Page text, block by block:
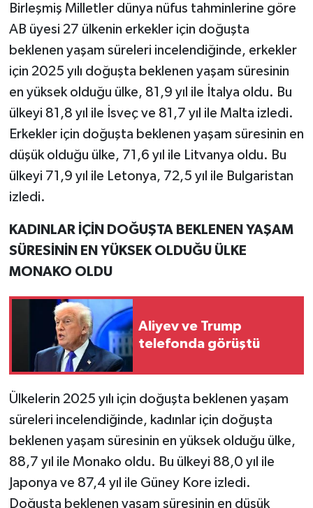
Birleşmiş Milletler dünya nüfus tahminlerine göre
AB üyesi 27 ülkenin erkekler için doğuşta
beklenen yaşam süreleri incelendiğinde, erkekler
için 2025 yılı doğuşta beklenen yaşam süresinin
en yüksek olduğu ülke, 81,9 yıl ile İtalya oldu. Bu
ülkeyi 81,8 yıl ile İsveç ve 81,7 yıl ile Malta izledi.
Erkekler için doğuşta beklenen yaşam süresinin en
düşük olduğu ülke, 71,6 yıl ile Litvanya oldu. Bu
ülkeyi 71,9 yıl ile Letonya, 72,5 yıl ile Bulgaristan
izledi.
KADINLAR İÇİN DOĞUŞTA BEKLENEN YAŞAM
SÜRESİNİN EN YÜKSEK OLDUĞU ÜLKE
MONAKO OLDU
Aliyev ve Trump
telefonda görüştü
Ülkelerin 2025 yılı için doğuşta beklenen yaşam
süreleri incelendiğinde, kadınlar için doğuşta
beklenen yaşam süresinin en yüksek olduğu ülke,
88,7 yıl ile Monako oldu. Bu ülkeyi 88,0 yıl ile
Japonya ve 87,4 yıl ile Güney Kore izledi.
Doğuşta beklenen yaşam süresinin en düşük